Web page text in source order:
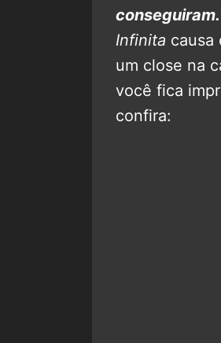
Infinita causa
um close na
você fica
confira: